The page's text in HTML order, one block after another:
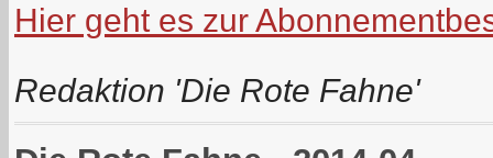
Hier geht es zur
Redaktion 'Die Rote Fahne'